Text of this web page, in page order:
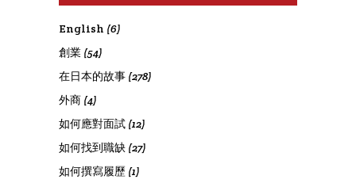
English (6)
創業 (54)
在日本的故事 (278)
外商 (4)
如何應對面試 (12)
如何找到職缺 (27)
如何撰寫履歷 (1)